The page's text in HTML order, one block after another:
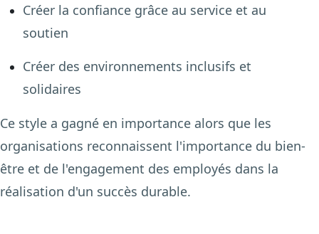
Créer la confiance grâce au service et au
soutien
Créer des environnements inclusifs et
solidaires
Ce style a gagné en importance alors que les
organisations reconnaissent l'importance du bien-
être et de l'engagement des employés dans la
réalisation d'un succès durable.